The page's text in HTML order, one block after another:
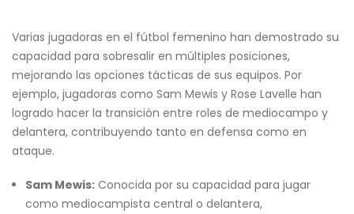
Varias jugadoras en el fútbol femenino han demostrado su
capacidad para sobresalir en múltiples posiciones,
mejorando las opciones tácticas de sus equipos. Por
ejemplo, jugadoras como Sam Mewis y Rose Lavelle han
logrado hacer la transición entre roles de mediocampo y
delantera, contribuyendo tanto en defensa como en
ataque.
Sam Mewis: Conocida por su capacidad para jugar
como mediocampista central o delantera,